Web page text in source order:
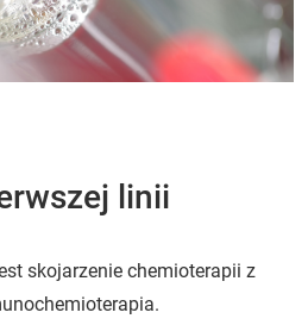
linii
skojarzenie chemioterapii z